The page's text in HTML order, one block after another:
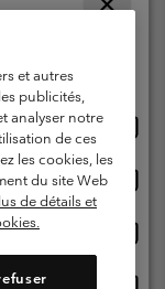
des Morgines, 12
Impressum
et autres
publicités,
analyser notre
de ces
les cookies, les
du site Web
de détails et
ligne
ligne
ligne